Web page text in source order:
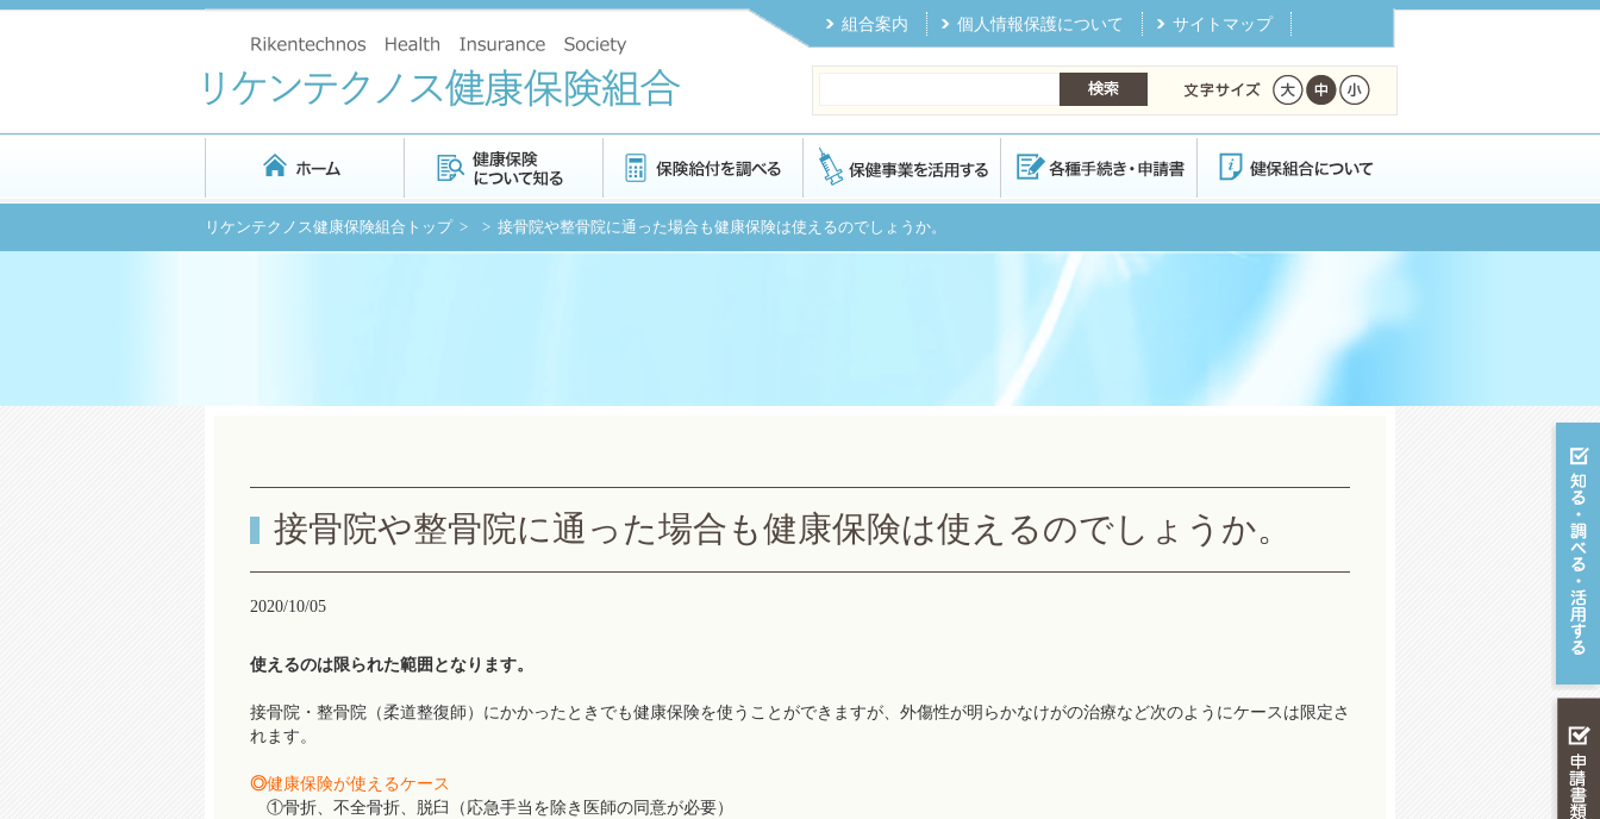
組合案内 個人情報保護について サイトマップ
リケンテクノス健康保険組合トップ> > 接骨院や整骨院に通った場合も健康保険は使えるのでしょうか。
接骨院や整骨院に通った場合も健康保険は使えるのでしょうか。
2020/10/05
使えるのは限られた範囲となります。
接骨院・整骨院（柔道整復師）にかかったときでも健康保険を使うことができますが、外傷性が明らかなけがの治療など次のようにケースは限定さ
れます。
◎健康保険が使えるケース
①骨折、不全骨折、脱臼（応急手当を除き医師の同意が必要）